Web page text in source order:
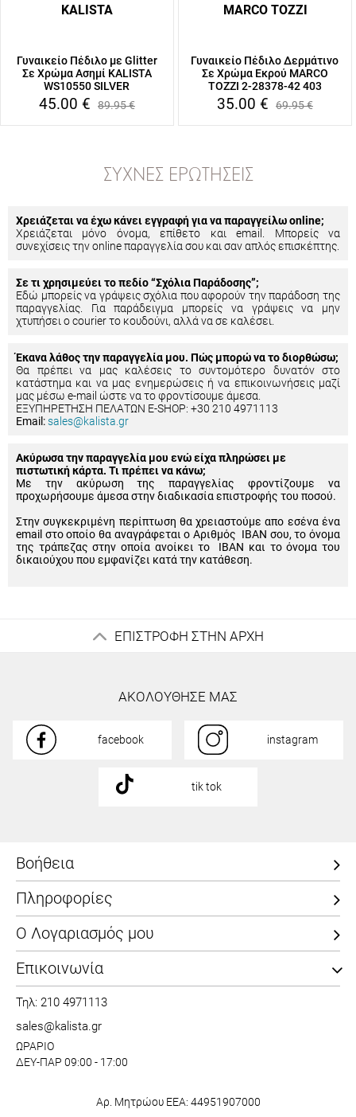
KALISTA
Γυναικείο Πέδιλο με Glitter
Σε Χρώμα Ασημί KALISTA
WS10550 SILVER
45.00 € 89.95€
MARCO TOZZI
Γυναικείο Πέδιλο Δερμάτινο
Σε Χρώμα Εκρού MARCO
TOZZI 2-28378-42 403
35.00 € 69.95€
ΣΥΧΝΈΣ ΕΡΩΤΉΣΕΙΣ
Χρειάζεται να έχω κάνει εγγραφή για να παραγγείλω online;
Χρειάζεται μόνο όνομα, επίθετο και email. Μπορείς να
συνεχίσεις την online παραγγελία σου και σαν απλός επισκέπτης.
Σε τι χρησιμεύει το πεδίο “Σχόλια Παράδοσης”;
Εδώ μπορείς να γράψεις σχόλια που αφορούν την παράδοση της
παραγγελίας. Για παράδειγμα μπορείς να γράψεις να μην
χτυπήσει ο courier το κουδούνι, αλλά να σε καλέσει.
Έκανα λάθος την παραγγελία μου. Πώς μπορώ να το διορθώσω;
Θα πρέπει να μας καλέσεις το συντομότερο δυνατόν στο
κατάστημα και να μας ενημερώσεις ή να επικοινωνήσεις μαζί
μας μέσω e-mail ώστε να το φροντίσουμε άμεσα.
ΕΞΥΠΗΡΕΤΗΣΗ ΠΕΛΑΤΩΝ E-SHOP: +30 210 4971113
Email:sales@kalista.gr
Ακύρωσα την παραγγελία μου ενώ είχα πληρώσει με
πιστωτική κάρτα. Τι πρέπει να κάνω;
Με την ακύρωση της παραγγελίας φροντίζουμε να
προχωρήσουμε άμεσα στην διαδικασία επιστροφής του ποσού.
Στην συγκεκριμένη περίπτωση θα χρειαστούμε απο εσένα ένα
email στο οποίο θα αναγράφεται ο Αριθμός IBAN σου, το όνομα
της τράπεζας στην οποία ανοίκει το IBAN και το όνομα του
δικαιούχου που εμφανίζει κατά την κατάθεση.
ΕΠΙΣΤΡΟΦΗ ΣΤΗΝ ΑΡΧΗ
ΑΚΟΛΟΥΘΗΣΕ ΜΑΣ
facebook instagram
tik tok
Βοήθεια
Πληροφορίες
Ο Λογαριασμός μου
Επικοινωνία
Τηλ: 210 4971113
sales@kalista.gr
ΩΡΑΡΙΟ
ΔΕΥ-ΠΑΡ 09:00 - 17:00
Αρ. Μητρώου ΕΕΑ: 44951907000